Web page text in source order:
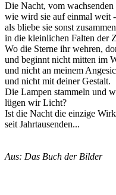
Die Nacht, vom wachsenden
wie wird sie auf einmal weit
als bliebe sie sonst
in die kleinlichen Falten der
Wo die Sterne ihr wehren,
und beginnt nicht mitten im
und nicht an meinem
und nicht mit deiner Gestalt.
Die Lampen stammeln und
lügen wir Licht?
Ist die Nacht die einzige
seit Jahrtausenden...
Aus: Das Buch der Bilder